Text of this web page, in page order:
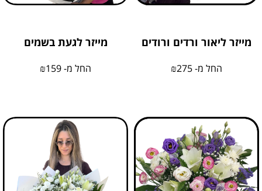
מייזר ליאור ורדים ורודים
החל מ- ₪275
מייזר לגעת בשמים
החל מ- ₪159